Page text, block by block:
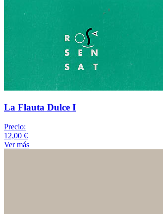
La Flauta Dulce I
Precio:
12,00 €
Ver más